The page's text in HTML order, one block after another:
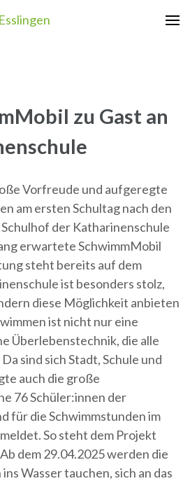
zu Gast an
Vorfreude und aufgeregte
am ersten Schultag nach den
der Katharinenschule
erwartete SchwimmMobil
steht bereits auf dem
ist besonders stolz,
diese Möglichkeit anbieten
ist nicht nur eine
Überlebenstechnik, die alle
sind sich Stadt, Schule und
auch die große
76 Schüler:innen der
für die Schwimmstunden im
So steht dem Projekt
dem 29.04.2025 werden die
Wasser tauchen, sich an das